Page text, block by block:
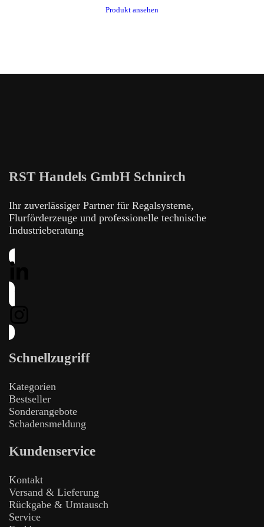
Produkt ansehen
RST Handels GmbH Schnirch
Ihr zuverlässiger Partner für Regalsysteme,
Flurförderzeuge und professionelle technische
Industrieberatung
Schnellzugriff
Kategorien
Bestseller
Sonderangebote
Schadensmeldung
Kundenservice
Kontakt
Versand & Lieferung
Rückgabe & Umtausch
Service